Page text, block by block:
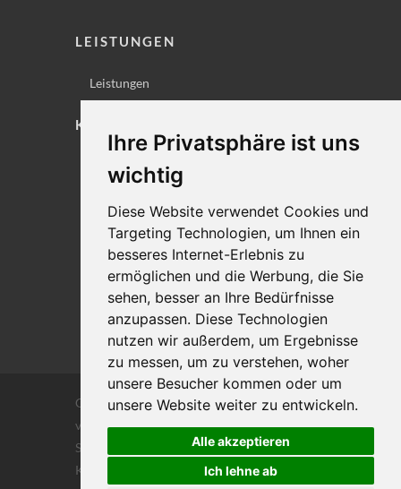
Ihre Privatsphäre ist uns
wichtig
Diese Website verwendet Cookies und
Targeting Technologien, um Ihnen ein
besseres Internet-Erlebnis zu
ermöglichen und die Werbung, die Sie
sehen, besser an Ihre Bedürfnisse
anzupassen. Diese Technologien
nutzen wir außerdem, um Ergebnisse
zu messen, um zu verstehen, woher
unsere Besucher kommen oder um
unsere Website weiter zu entwickeln.
Alle akzeptieren
Ich lehne ab
LEISTUNGEN
Leistungen
KONTAKT
Lageplan
Datenschutz
Cookie-Einstellungen
Copyrights © 2026 Alle Rechte vorbehalten
von DILIGENTIA Wirtschaftsprüfung- und
Steuerberatungsgesellschaft m.b. H. und Co
KG